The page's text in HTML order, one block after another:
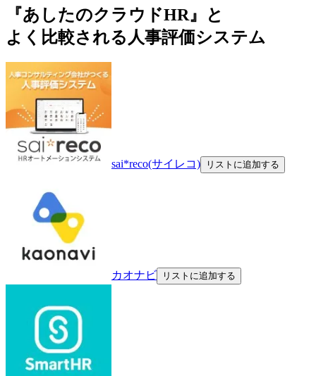
『あしたのクラウドHR』と
よく比較される人事評価システム
sai*reco(サイレコ) リストに追加する
カオナビ リストに追加する